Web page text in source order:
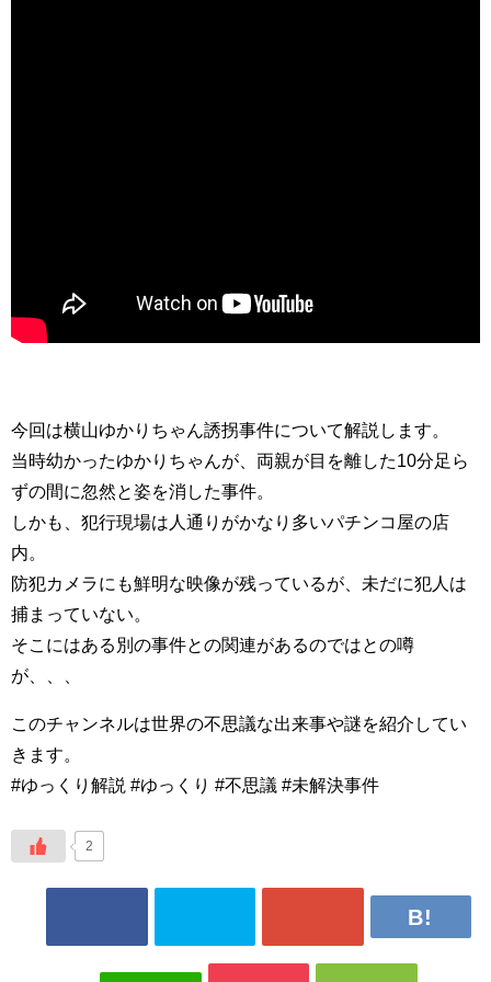
今回は横山ゆかりちゃん誘拐事件について解説します。
当時幼かったゆかりちゃんが、両親が目を離した10分足ら
ずの間に忽然と姿を消した事件。
しかも、犯行現場は人通りがかなり多いパチンコ屋の店
内。
防犯カメラにも鮮明な映像が残っているが、未だに犯人は
捕まっていない。
そこにはある別の事件との関連があるのではとの噂
が、、、
このチャンネルは世界の不思議な出来事や謎を紹介してい
きます。
#ゆっくり解説 #ゆっくり #不思議 #未解決事件
2